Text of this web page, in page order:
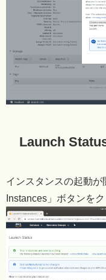
Launch
インスタンスの起動
Instances」ボタンを